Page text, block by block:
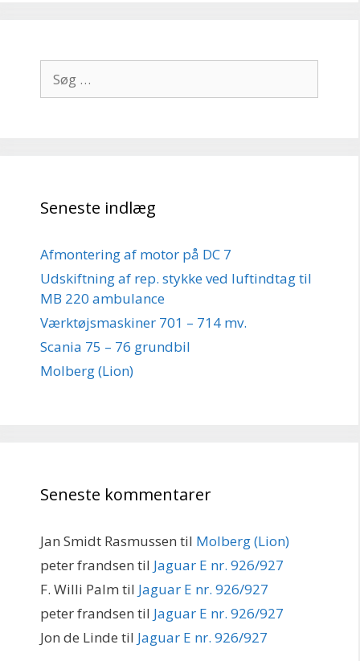
efter:
Seneste indlæg
Afmontering af motor på DC 7
Udskiftning af rep. stykke ved luftindtag til
MB 220 ambulance
Værktøjsmaskiner 701 – 714 mv.
Scania 75 – 76 grundbil
Molberg (Lion)
Seneste kommentarer
Jan Smidt Rasmussen til Molberg (Lion)
peter frandsen til Jaguar E nr. 926/927
F. Willi Palm til Jaguar E nr. 926/927
peter frandsen til Jaguar E nr. 926/927
Jon de Linde til Jaguar E nr. 926/927